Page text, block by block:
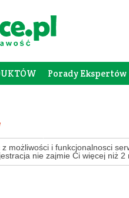
Porady Ekspertów
możliwości i funkcjonalnosci
nie zajmie Ci więcej niż 2